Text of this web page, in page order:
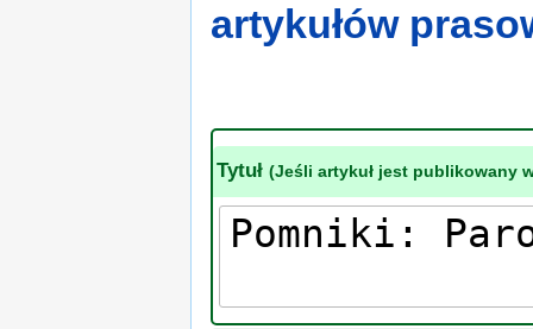
artykułów
Tytuł (Jeśli artykuł jest publikowany